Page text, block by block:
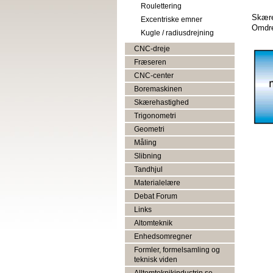
Roulettering
Excentriske emner
Kugle / radiusdrejning
CNC-dreje
Fræseren
CNC-center
Boremaskinen
Skærehastighed
Trigonometri
Geometri
Måling
Slibning
Tandhjul
Materialelære
Debat Forum
Links
Altomteknik
Enhedsomregner
Formler, formelsamling og
teknisk viden